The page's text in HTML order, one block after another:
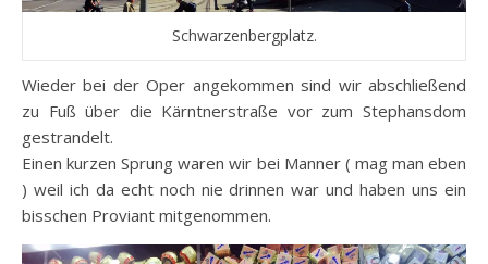
Schwarzenbergplatz.
Wieder bei der Oper angekommen sind wir abschließend
zu Fuß über die Kärntnerstraße vor zum Stephansdom
gestrandelt.
Einen kurzen Sprung waren wir bei Manner ( mag man eben
) weil ich da echt noch nie drinnen war und haben uns ein
bisschen Proviant mitgenommen.